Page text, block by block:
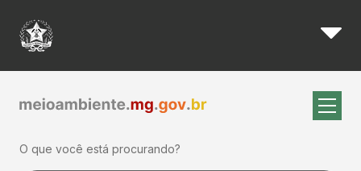
Pular para o Conteúdo principal
Lista de Conselheiros - CBH
O que você está procurando?